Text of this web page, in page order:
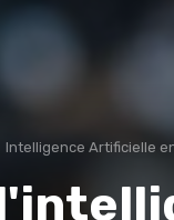
Intelligence Artificielle